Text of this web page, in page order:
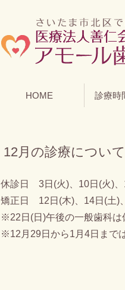
HOME 診療時
12月の診療について
休診日 3日(火)、10日(火)、
矯正日 12日(木)、14日(土)
※22日(日)午後の一般歯科は
※12月29日から1月4日まで